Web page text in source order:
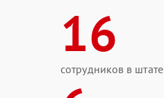
16
сотрудников в штате